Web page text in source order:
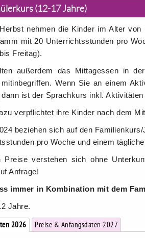
(12-17 Jahre)
nehmen die Kinder im Alter
mit 20 Unterrichtsstunden pro
Freitag).
außerdem das Mittagessen in
Wenn Sie an einem
ist der Sprachkurs inkl.
verpflichtet ihre Kinder nach dem
beziehen sich auf den
pro Woche und einem
Preise verstehen sich ohne
Anfrage!
immer in Kombination mit dem
Jahre.
2026 Preise & Anfangsdaten 2027